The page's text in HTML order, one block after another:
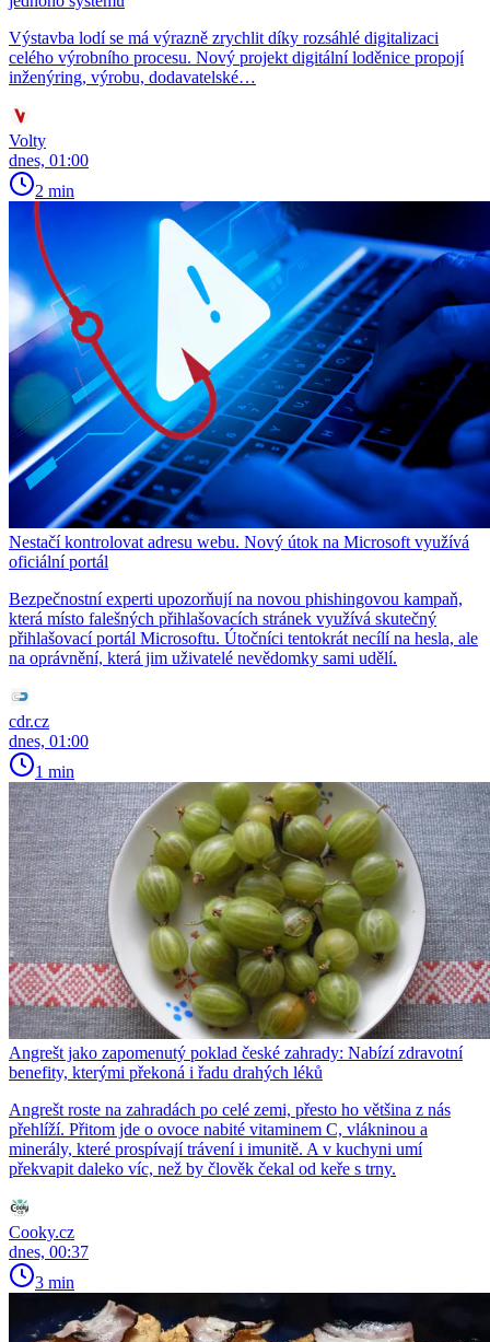
Výstavba lodí se má výrazně zrychlit díky rozsáhlé digitalizaci
celého výrobního procesu. Nový projekt digitální loděnice propojí
inženýring, výrobu, dodavatelské…
Volty
dnes, 01:00
2 min
Nestačí kontrolovat adresu webu. Nový útok na Microsoft využívá
oficiální portál
Bezpečnostní experti upozorňují na novou phishingovou kampaň,
která místo falešných přihlašovacích stránek využívá skutečný
přihlašovací portál Microsoftu. Útočníci tentokrát necílí na hesla, ale
na oprávnění, která jim uživatelé nevědomky sami udělí.
cdr.cz
dnes, 01:00
1 min
Angrešt jako zapomenutý poklad české zahrady: Nabízí zdravotní
benefity, kterými překoná i řadu drahých léků
Angrešt roste na zahradách po celé zemi, přesto ho většina z nás
přehlíží. Přitom jde o ovoce nabité vitaminem C, vlákninou a
minerály, které prospívají trávení i imunitě. A v kuchyni umí
překvapit daleko víc, než by člověk čekal od keře s trny.
Cooky.cz
dnes, 00:37
3 min